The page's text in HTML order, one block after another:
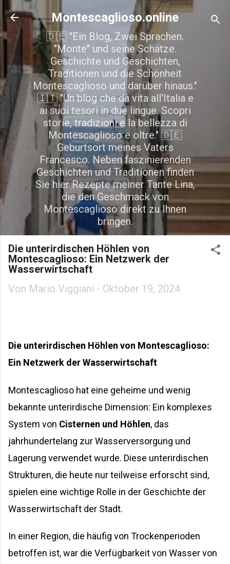
Direkt zum Hauptbereich
Montescaglioso.online
🇩🇪 "Ein Blog, Zwei Sprachen.
"Monte" und seine Schätze.
Geschichte und Geschichten,
Traditionen und die Schönheit
Montescaglioso und darüber hinaus."
🇮🇹 "Un blog che dà vita all'Italia e
ai suoi tesori in due lingue. Scopri
storie, tradizioni e la bellezza di
Montescaglioso e oltre." 🇩🇪
Geburtsort meines Vaters
Francesco. Neben faszinierenden
Geschichten und Traditionen finden
Sie hier Rezepte meiner Tante Lina,
die den Geschmack von
Montescaglioso direkt zu Ihnen
bringen.
Die unterirdischen Höhlen von
Montescaglioso: Ein Netzwerk der
Wasserwirtschaft
Von Mario Viggiani - Oktober 19, 2024
Die unterirdischen Höhlen von Montescaglioso:
Ein Netzwerk der Wasserwirtschaft
Montescaglioso hat eine geheime und wenig
bekannte unterirdische Dimension: Ein komplexes
System von Cisternen und Höhlen, das
jahrhundertelang zur Wasserversorgung und
Lagerung verwendet wurde. Diese unterirdischen
Strukturen, die heute nur teilweise erforscht sind,
spielen eine wichtige Rolle in der Geschichte der
Wasserwirtschaft der Stadt.
In einer Region, die häufig von Trockenperioden
betroffen ist, war die Verfügbarkeit von Wasser von